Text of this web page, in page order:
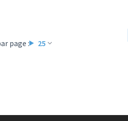
page : 25